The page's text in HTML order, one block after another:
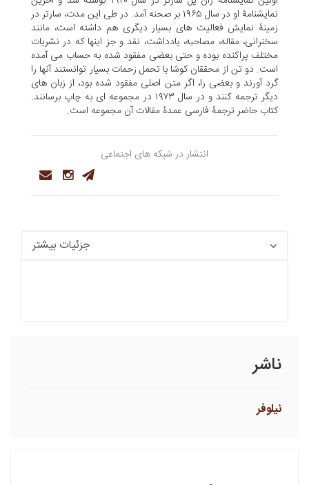
نمایشنامۀ او در سال ۱۹۶۵ بر صحنه آمد. در طی این مدت، سارتر در
زمینۀ نمایش فعالیت های بسیار دیگری هم داشته است، مانند
سخنرانی، مقاله، مصاحبه، یادداشت، نقد و جز اینها که در نشریات
مختلف پراکنده بوده و حتی بعضی مفقود شده به حساب می آمده
است. دو تن از محققان کوشا با تحمل زحمات بسیار توانستند آنها را
گرد آورند و بعضی را، اگر متن اصلی مفقود شده بود، از زبان های
دیگر ترجمه کنند و در سال ۱۹۷۳ در مجموعه ای به چاپ برسانند.
کتاب حاضر ترجمۀ فارسی عمدۀ مقالات آن مجموعه است.
انتشار در شبکه های اجتماعی
جزئیات بیشتر
ناشر
نيلوفر